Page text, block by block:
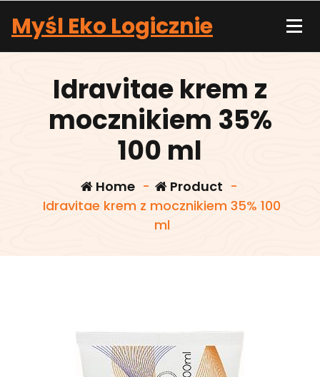
content
Myśl Eko Logicznie
Idravitae krem z
mocznikiem 35%
100 ml
Home- Product -
Idravitae krem z mocznikiem 35% 100
ml